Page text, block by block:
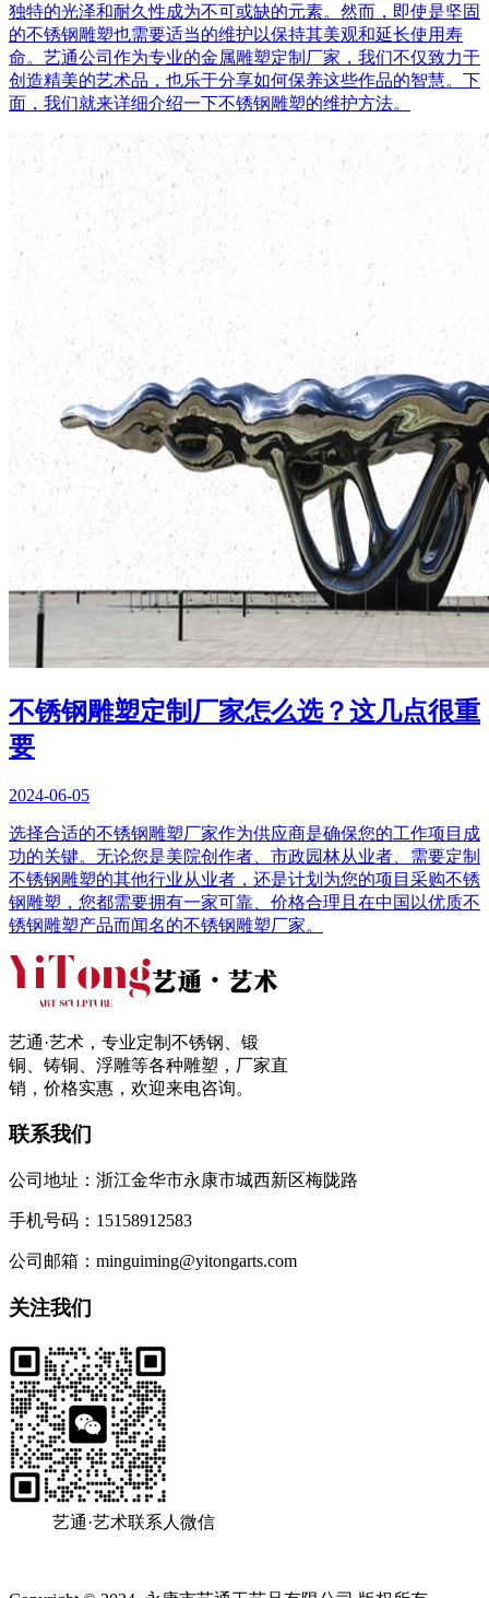
独特的光泽和耐久性成为不可或缺的元素。然而，即使是坚固
的不锈钢雕塑也需要适当的维护以保持其美观和延长使用寿
命。艺通公司作为专业的金属雕塑定制厂家，我们不仅致力于
创造精美的艺术品，也乐于分享如何保养这些作品的智慧。下
面，我们就来详细介绍一下不锈钢雕塑的维护方法。
不锈钢雕塑定制厂家怎么选？这几点很重
要
2024-06-05
选择合适的不锈钢雕塑厂家作为供应商是确保您的工作项目成
功的关键。无论您是美院创作者、市政园林从业者、需要定制
不锈钢雕塑的其他行业从业者，还是计划为您的项目采购不锈
钢雕塑，您都需要拥有一家可靠、价格合理且在中国以优质不
锈钢雕塑产品而闻名的不锈钢雕塑厂家。
艺通·艺术，专业定制不锈钢、锻
铜、铸铜、浮雕等各种雕塑，厂家直
销，价格实惠，欢迎来电咨询。
联系我们
公司地址：浙江金华市永康市城西新区梅陇路
手机号码：15158912583
公司邮箱：minguiming@yitongarts.com
关注我们
艺通·艺术联系人微信